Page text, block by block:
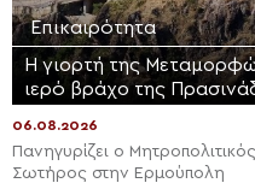
Επικαιρότητα
Η γιορτή της
ιερό βράχο της
06.08.2026
Πανηγυρίζει ο
Σωτήρος στην Ερμούπολη